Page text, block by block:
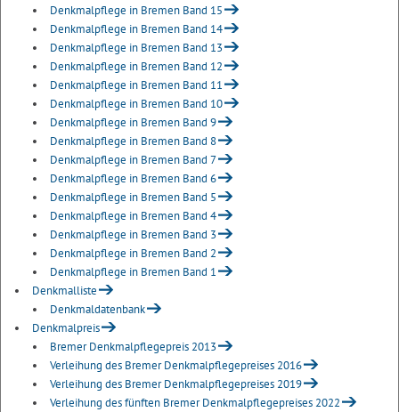
Denkmalpflege in Bremen Band 15
Denkmalpflege in Bremen Band 14
Denkmalpflege in Bremen Band 13
Denkmalpflege in Bremen Band 12
Denkmalpflege in Bremen Band 11
Denkmalpflege in Bremen Band 10
Denkmalpflege in Bremen Band 9
Denkmalpflege in Bremen Band 8
Denkmalpflege in Bremen Band 7
Denkmalpflege in Bremen Band 6
Denkmalpflege in Bremen Band 5
Denkmalpflege in Bremen Band 4
Denkmalpflege in Bremen Band 3
Denkmalpflege in Bremen Band 2
Denkmalpflege in Bremen Band 1
Denkmalliste
Denkmaldatenbank
Denkmalpreis
Bremer Denkmalpflegepreis 2013
Verleihung des Bremer Denkmalpflegepreises 2016
Verleihung des Bremer Denkmalpflegepreises 2019
Verleihung des fünften Bremer Denkmalpflegepreises 2022